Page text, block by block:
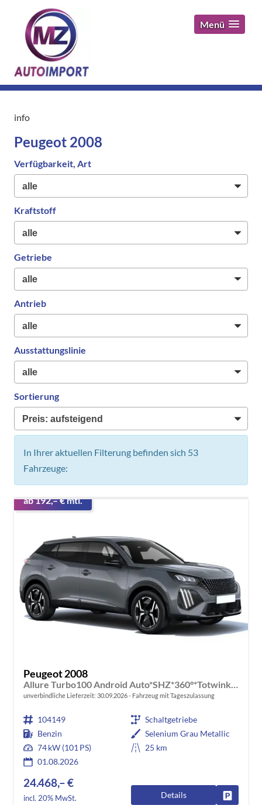
Menü
info
Peugeot 2008
Verfügbarkeit, Art
Kraftstoff
Getriebe
Antrieb
Ausstattungslinie
Sortierung
In Ihrer aktuellen Filterung befinden sich 53
Fahrzeuge:
ab 192,– € mtl.
Peugeot 2008
unverbindliche Lieferzeit: 30.09.2026 Fahrzeug mit Tageszulassung
104149
Schaltgetriebe
Benzin
Selenium Grau Metallic
74 kW (101 PS)
25 km
01.08.2026
24.468,– €
incl. 20% MwSt.
Details